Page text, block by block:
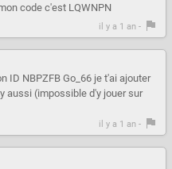
code c'est LQWNPN
il y a 1 an -
ID NBPZFB Go_66 je t'ai ajouter
aussi (impossible d'y jouer sur
il y a 1 an -